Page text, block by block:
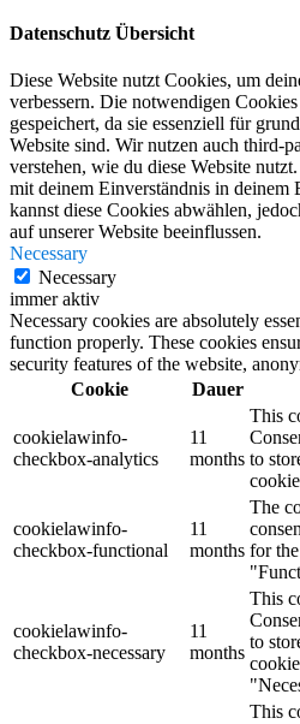
Datenschutz Übersicht
Diese Website nutzt Cookies, um
verbessern. Die notwendigen
gespeichert, da sie essenziell für
Website sind. Wir nutzen auch third-
verstehen, wie du diese Website
mit deinem Einverständnis in deinem
kannst diese Cookies abwählen,
auf unserer Website beeinflussen.
Necessary
Necessary
immer aktiv
Necessary cookies are absolutely
function properly. These cookies
security features of the website,
Cookie
Dauer
cookielawinfo-
checkbox-analytics
11
months
This
to
cookielawinfo-
checkbox-functional
11
months
The
for
cookielawinfo-
checkbox-necessary
11
months
This
to
This